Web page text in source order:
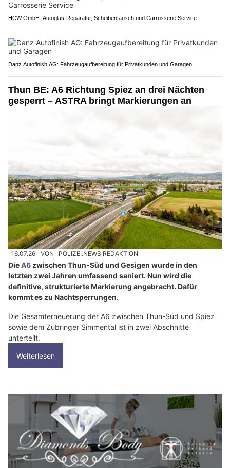
HCW GmbH: Autoglas‑Reparatur, Scheibentausch und Carrosserie Service
Danz Autofinish AG: Fahrzeugaufbereitung für Privatkunden und Garagen
Thun BE: A6 Richtung Spiez an drei Nächten
gesperrt – ASTRA bringt Markierungen an
16.07.26 VON POLIZEI.NEWS REDAKTION
DieA6 zwischen Thun-Süd und Gesigen wurde in den
letzten zwei Jahren umfassend saniert. Nun wird die
definitive, strukturierte Markierung angebracht. Dafür
kommt es zu Nachtsperrungen.
Die Gesamterneuerung der A6 zwischen Thun-Süd und Spiez
sowie dem Zubringer Simmental ist in zwei Abschnitte
unterteilt.
Weiterlesen